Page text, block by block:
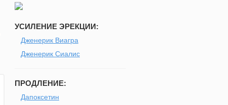
УСИЛЕНИЕ ЭРЕКЦИИ:
Дженерик Виагра
Дженерик Сиалис
ПРОДЛЕНИЕ:
Дапоксетин